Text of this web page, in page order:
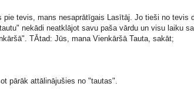
pie tevis, mans nesaprātīgais Lasītāj. Jo tieši no
nekādi neatklājot savu paša vārdu un visu laiku
TĀtad: Jūs, mana Vienkāršā Tauta, sakāt;
pārāk attālinājušies no "tautas".